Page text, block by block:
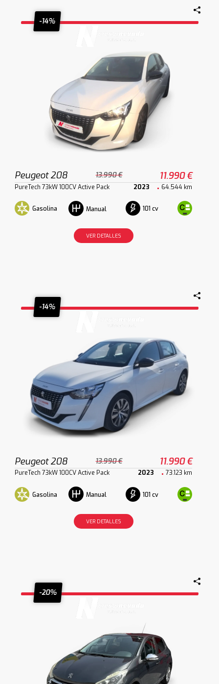
-14%
Peugeot 208 13.990 € 11.990 €
PureTech 73kW 100CV Active Pack 2023 64.544 km
Gasolina Manual 101 cv
VER DETALLES
-14%
Peugeot 208 13.990 € 11.990 €
PureTech 73kW 100CV Active Pack 2023 73.123 km
Gasolina Manual 101 cv
VER DETALLES
-20%